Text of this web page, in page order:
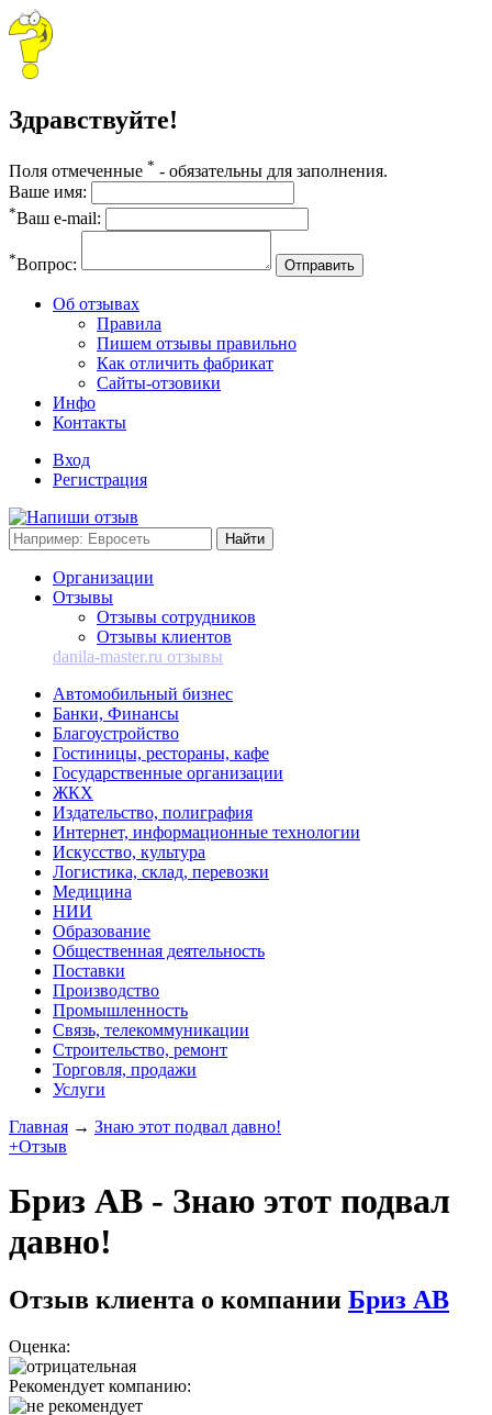
Здравствуйте!
Поля отмеченные * - обязательны для заполнения.
Ваше имя:
*Ваш e-mail:
*Вопрос: Отправить
Об отзывах
Правила
Пишем отзывы правильно
Как отличить фабрикат
Сайты-отзовики
Инфо
Контакты
Вход
Регистрация
Организации
Отзывы
Отзывы сотрудников
Отзывы клиентов
danila-master.ru отзывы
Автомобильный бизнес
Банки, Финансы
Благоустройство
Гостиницы, рестораны, кафе
Государственные организации
ЖКХ
Издательство, полиграфия
Интернет, информационные технологии
Искусство, культура
Логистика, склад, перевозки
Медицина
НИИ
Образование
Общественная деятельность
Поставки
Производство
Промышленность
Связь, телекоммуникации
Строительство, ремонт
Торговля, продажи
Услуги
Главная → Знаю этот подвал давно!
+Отзыв
Бриз АВ - Знаю этот подвал
давно!
Отзыв клиента о компании Бриз АВ
Оценка:
Рекомендует компанию: